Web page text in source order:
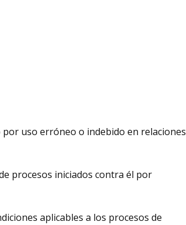
por uso erróneo o indebido en relaciones
procesos iniciados contra él por
aplicables a los procesos de